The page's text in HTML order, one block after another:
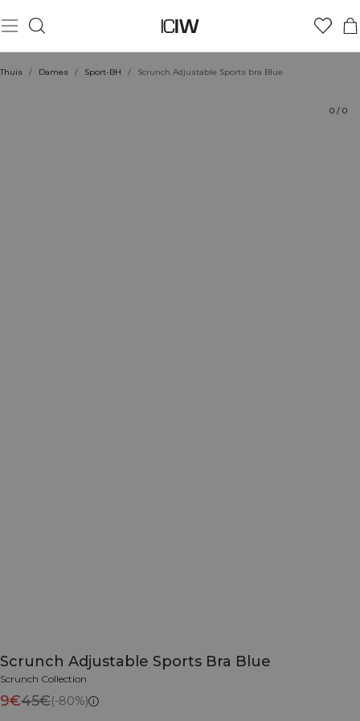
Thuis / Dames / Sport-BH / Scrunch Adjustable Sports bra Blue
0 / 0
Scrunch Adjustable Sports Bra Blue
Scrunch Collection
9€45€(-80%)